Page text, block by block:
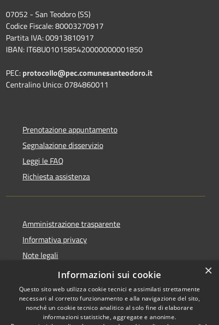
07052 - San Teodoro (SS)
Codice Fiscale: 80003270917
Partita IVA: 00913810917
IBAN: IT68U0101585420000000001850
PEC: protocollo@pec.comunesanteodoro.it
Centralino Unico: 0784860011
Prenotazione appuntamento
Segnalazione disservizio
Leggi le FAQ
Richiesta assistenza
Amministrazione trasparente
Informativa privacy
Note legali
Dichiarazione di accessibilità
Copyright © 2026 • Comune di
×
Informazioni sui cookie
Questo sito web utilizza cookie tecnici e assimilati strettamente
necessari al corretto funzionamento e alla navigazione del sito,
nonché un cookie tecnico analitico al solo fine di elaborare
informazioni statistiche, aggregate e anonime.